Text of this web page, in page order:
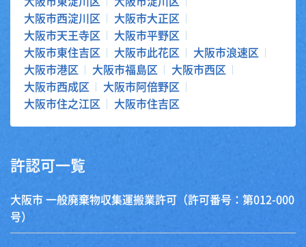
大阪市西淀川区
大阪市大正区
大阪市天王寺区
大阪市平野区
大阪市東住吉区
大阪市此花区
大阪市浪速区
大阪市港区
大阪市福島区
大阪市西区
大阪市西成区
大阪市阿倍野区
大阪市住之江区
大阪市住吉区
許認可一覧
大阪市 一般廃棄物収集運搬業許可（許可番号：第012-000
号）